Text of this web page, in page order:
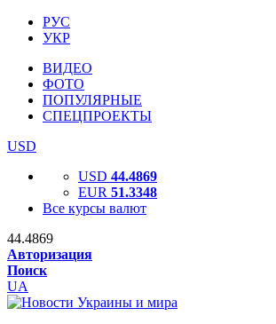
РУС
УКР
ВИДЕО
ФОТО
ПОПУЛЯРНЫЕ
СПЕЦПРОЕКТЫ
USD
USD 44.4869
EUR 51.3348
Все курсы валют
44.4869
Авторизация
Поиск
UA